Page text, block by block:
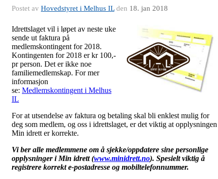
Postet av Hovedstyret i Melhus ILden 18. jan 2018
Idrettslaget vil i løpet av neste uke
sende ut faktura på
medlemskontingent for 2018.
Kontingenten for 2018 er kr 100,-
pr person. Det er ikke noe
familiemedlemskap. For mer
informasjon
se: Medlemskontingent i Melhus
IL
For at utsendelse av faktura og betaling skal bli enklest mulig for
deg som medlem, og oss i idrettslaget, er det viktig at
Min idrett er korrekte.
Vi ber alle medlemmene om å sjekke/oppdatere sine personlige
opplysninger i Min idrett (www.minidrett.no). Spesielt viktig å
registrere korrekt e-postadresse og mobiltelefonnummer.